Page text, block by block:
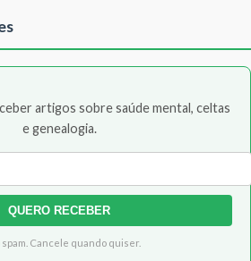
artigos sobre saúde mental, celtas
e genealogia.
QUERO RECEBER
Cancele quando quiser.